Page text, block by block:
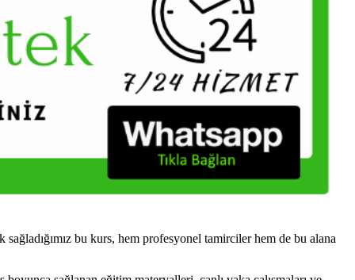
bu kurs, hem profesyonel tamirciler hem de bu alana